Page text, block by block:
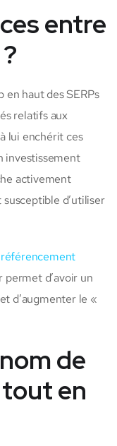
entre
en haut des SERPs
relatifs aux
lui enchérit ces
investissement
activement
d’utiliser
référencement
permet d’avoir un
d’augmenter le «
de
en